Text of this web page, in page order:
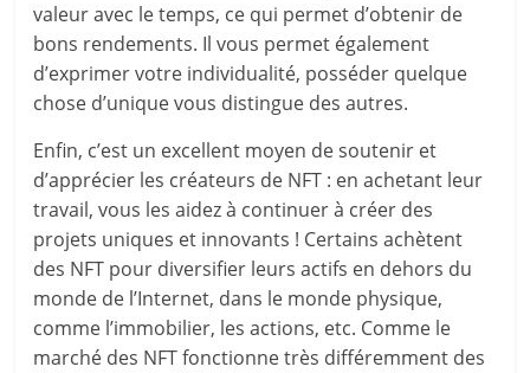
valeur avec le temps, ce qui permet d’obtenir de
bons rendements. Il vous permet également
d’exprimer votre individualité, posséder quelque
chose d’unique vous distingue des autres.
Enfin, c’est un excellent moyen de soutenir et
d’apprécier les créateurs de NFT : en achetant leur
travail, vous les aidez à continuer à créer des
projets uniques et innovants ! Certains achètent
des NFT pour diversifier leurs actifs en dehors du
monde de l’Internet, dans le monde physique,
comme l’immobilier, les actions, etc. Comme le
marché des NFT fonctionne très différemment des